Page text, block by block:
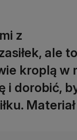
z
ale to
kroplą w
i dorobić,
Materiał